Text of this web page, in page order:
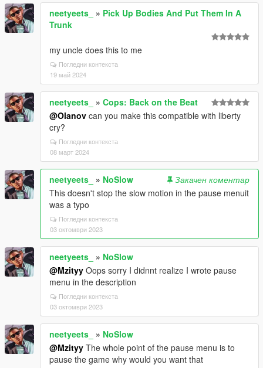
neetyeets_ » Pick Up Bodies And Put Them In A
Trunk
my uncle does this to me
Погледни контекста
19 май 2024
neetyeets_ » Cops: Back on the Beat
@Olanov can you make this compatible with liberty
cry?
Погледни контекста
08 март 2024
neetyeets_ » NoSlow
Закачен коментар
This doesn't stop the slow motion in the pause menuit
was a typo
Погледни контекста
03 октомври 2023
neetyeets_ » NoSlow
@Mzityy Oops sorry I didnnt realize I wrote pause
menu in the description
Погледни контекста
03 октомври 2023
neetyeets_ » NoSlow
@Mzityy The whole point of the pause menu is to
pause the game why would you want that